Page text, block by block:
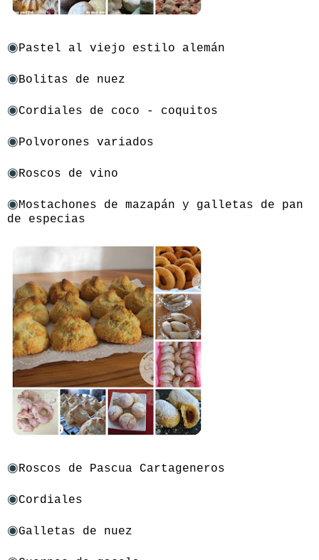
◉Pastel al viejo estilo alemán
◉Bolitas de nuez
◉Cordiales de coco - coquitos
◉Polvorones variados
◉Roscos de vino
◉Mostachones de mazapán y galletas de pan
de especias
◉Roscos de Pascua Cartageneros
◉Cordiales
◉Galletas de nuez